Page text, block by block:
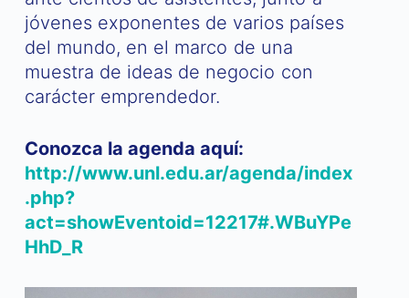
jóvenes exponentes de varios países
del mundo, en el marco de una
muestra de ideas de negocio con
carácter emprendedor.
Conozca la agenda aquí:
http://www.unl.edu.ar/agenda/index
.php?
act=showEventoid=12217#.WBuYPe
HhD_R